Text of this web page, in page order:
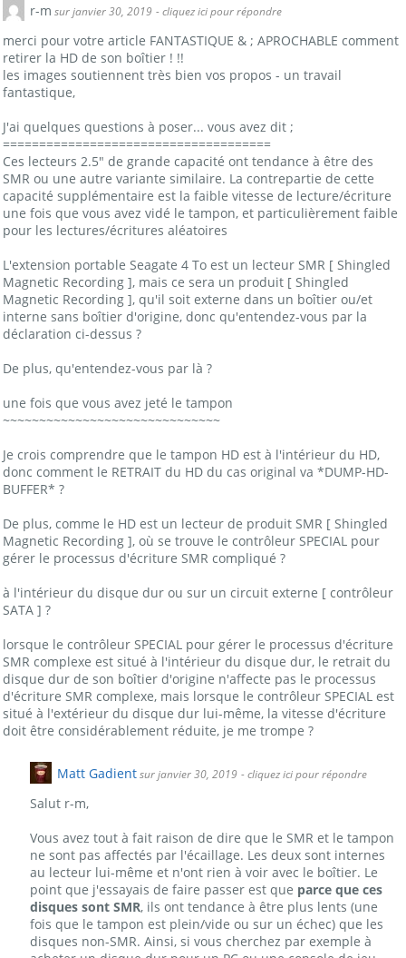
r-m sur janvier 30, 2019 - cliquez ici pour répondre
merci pour votre article FANTASTIQUE & ; APROCHABLE comment
retirer la HD de son boîtier ! !!
les images soutiennent très bien vos propos - un travail
fantastique,
J'ai quelques questions à poser... vous avez dit ;
=====================================
Ces lecteurs 2.5″ de grande capacité ont tendance à être des
SMR ou une autre variante similaire. La contrepartie de cette
capacité supplémentaire est la faible vitesse de lecture/écriture
une fois que vous avez vidé le tampon, et particulièrement faible
pour les lectures/écritures aléatoires
L'extension portable Seagate 4 To est un lecteur SMR [ Shingled
Magnetic Recording ], mais ce sera un produit [ Shingled
Magnetic Recording ], qu'il soit externe dans un boîtier ou/et
interne sans boîtier d'origine, donc qu'entendez-vous par la
déclaration ci-dessus ?
De plus, qu'entendez-vous par là ?
une fois que vous avez jeté le tampon
~~~~~~~~~~~~~~~~~~~~~~~~~~~~~~
Je crois comprendre que le tampon HD est à l'intérieur du HD,
donc comment le RETRAIT du HD du cas original va *DUMP-HD-
BUFFER* ?
De plus, comme le HD est un lecteur de produit SMR [ Shingled
Magnetic Recording ], où se trouve le contrôleur SPECIAL pour
gérer le processus d'écriture SMR compliqué ?
à l'intérieur du disque dur ou sur un circuit externe [ contrôleur
SATA ] ?
lorsque le contrôleur SPECIAL pour gérer le processus d'écriture
SMR complexe est situé à l'intérieur du disque dur, le retrait du
disque dur de son boîtier d'origine n'affecte pas le processus
d'écriture SMR complexe, mais lorsque le contrôleur SPECIAL est
situé à l'extérieur du disque dur lui-même, la vitesse d'écriture
doit être considérablement réduite, je me trompe ?
Matt Gadientsur janvier 30, 2019 - cliquez ici pour répondre
Salut r-m,
Vous avez tout à fait raison de dire que le SMR et le tampon
ne sont pas affectés par l'écaillage. Les deux sont internes
au lecteur lui-même et n'ont rien à voir avec le boîtier. Le
point que j'essayais de faire passer est que parce que ces
disques sont SMR, ils ont tendance à être plus lents (une
fois que le tampon est plein/vide ou sur un échec) que les
disques non-SMR. Ainsi, si vous cherchez par exemple à